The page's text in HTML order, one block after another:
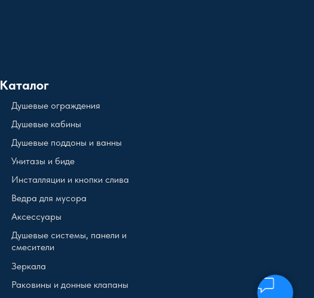
Каталог
Душевые кабины
Душевые поддоны и ванны
Унитазы и биде
Инсталляции и кнопки слива
Ведра для мусора
Аксессуары
Душевые системы, панели и
смесители
Зеркала
Раковины и донные клапаны
Душевые ограждения